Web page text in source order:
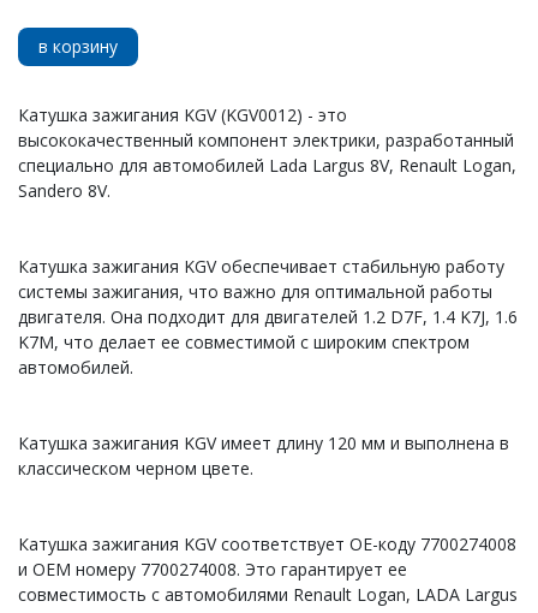
в корзину
Катушка зажигания KGV (KGV0012) - это
высококачественный компонент электрики, разработанный
специально для автомобилей Lada Largus 8V, Renault Logan,
Sandero 8V.
Катушка зажигания KGV обеспечивает стабильную работу
системы зажигания, что важно для оптимальной работы
двигателя. Она подходит для двигателей 1.2 D7F, 1.4 K7J, 1.6
K7M, что делает ее совместимой с широким спектром
автомобилей.
Катушка зажигания KGV имеет длину 120 мм и выполнена в
классическом черном цвете.
Катушка зажигания KGV соответствует OE-коду 7700274008
и OEM номеру 7700274008. Это гарантирует ее
совместимость с автомобилями Renault Logan, LADA Largus